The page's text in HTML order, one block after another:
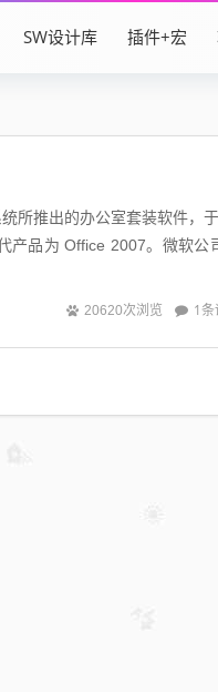
SW设计库 插件+宏
所推出的办公室套装软件，
产品为 Office 2007。微软公
20620次浏览 1